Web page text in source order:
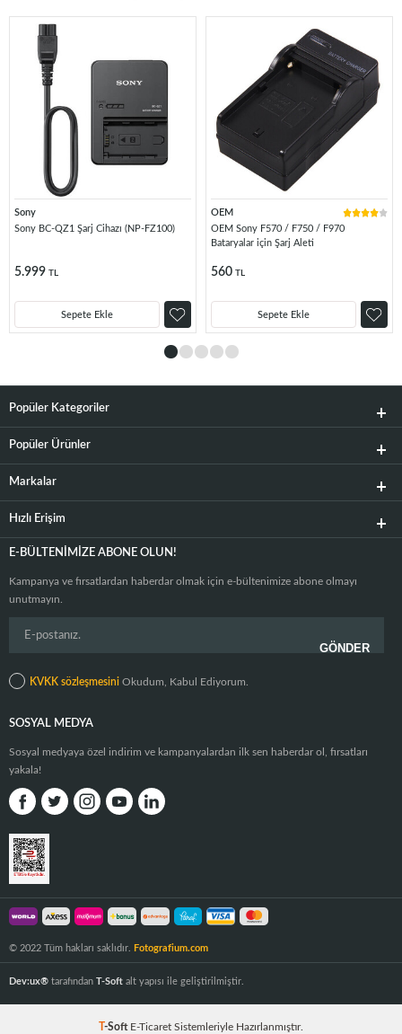
Sony
Sony BC-QZ1 Şarj Cihazı (NP-FZ100)
5.999 TL
Sepete Ekle
OEM
OEM Sony F570 / F750 / F970
Bataryalar için Şarj Aleti
560 TL
Sepete Ekle
Popüler Kategoriler
Popüler Ürünler
Markalar
Hızlı Erişim
E-BÜLTENIMIZE ABONE OLUN!
Kampanya ve fırsatlardan haberdar olmak için e-bültenimize abone olmayı
unutmayın.
KVKK sözleşmesini Okudum, Kabul Ediyorum.
SOSYAL MEDYA
Sosyal medyaya özel indirim ve kampanyalardan ilk sen haberdar ol, fırsatları
yakala!
© 2022 Tüm hakları saklıdır. Fotografium.com
Dev:ux® tarafından T-Soft alt yapısı ile geliştirilmiştir.
T-Soft E-Ticaret Sistemleriyle Hazırlanmıştır.